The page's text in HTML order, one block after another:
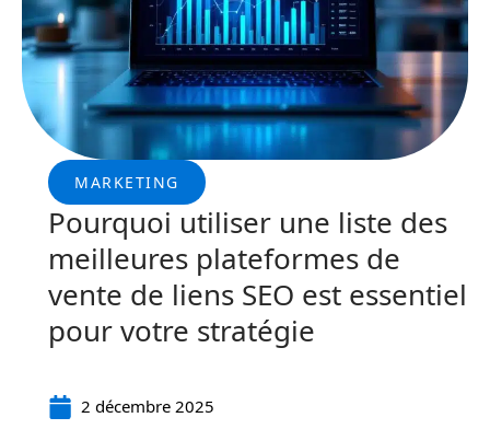
MARKETING
Pourquoi utiliser une liste des
meilleures plateformes de
vente de liens SEO est essentiel
pour votre stratégie
2 décembre 2025